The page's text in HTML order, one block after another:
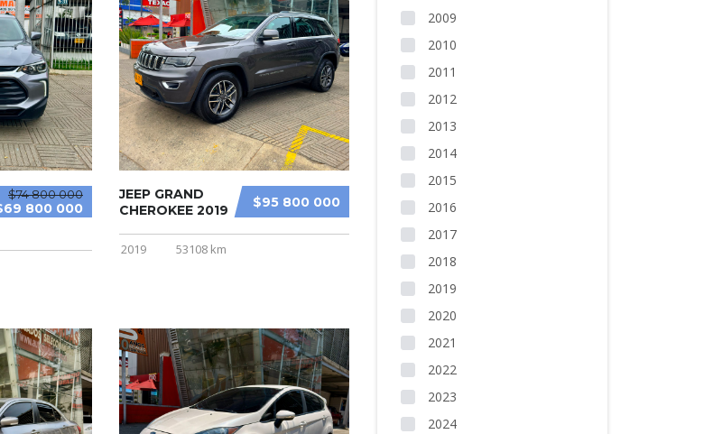
2009
2010
2011
2012
2013
2014
2015
2016
2017
2018
2019
2020
2021
2022
2023
2024
$74 800 000
800 000 $95 800 000
JEEP GRAND
CHEROKEE 2019
2019 53108 km